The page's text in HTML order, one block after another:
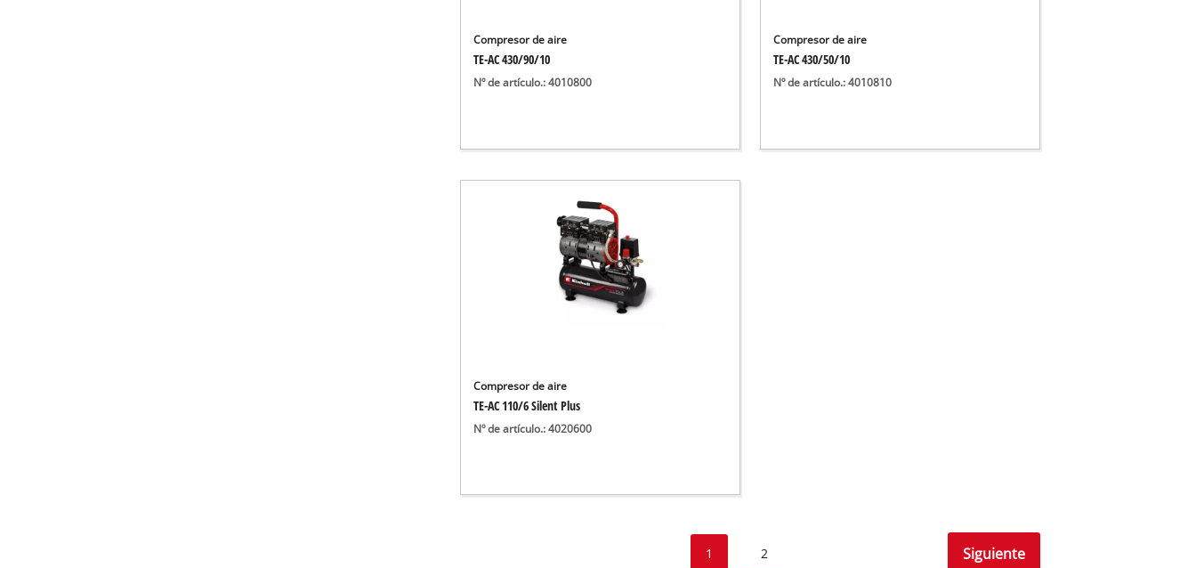
Compresor de aire
TE-AC 430/90/10
Nº de artículo.: 4010800
Compresor de aire
TE-AC 430/50/10
Nº de artículo.: 4010810
Compresor de aire
TE-AC 110/6 Silent Plus
Nº de artículo.: 4020600
1 2 Siguiente